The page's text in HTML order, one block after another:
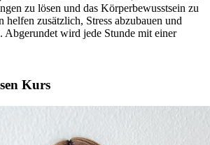
zu lösen und das Körperbewusstsein zu
helfen zusätzlich, Stress abzubauen und
Abgerundet wird jede Stunde mit einer
Kurs